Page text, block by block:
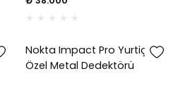
Nokta Impact Pro Yurtiçi
Özel Metal Dedektörü